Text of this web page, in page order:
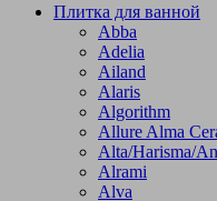
Плитка для ванной
Abba
Adelia
Ailand
Alaris
Algorithm
Allure Alma
Alta/Harisma/
Alrami
Alva